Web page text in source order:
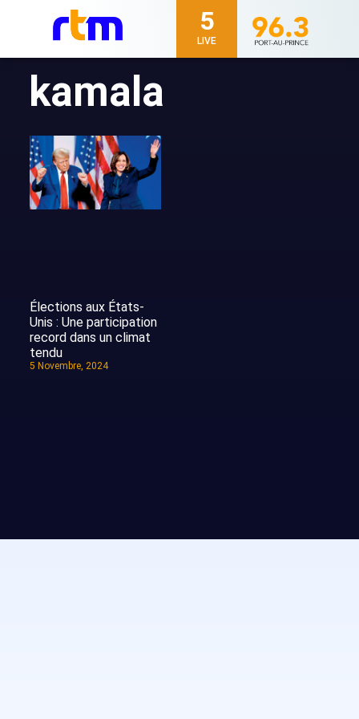
5
LIVE
kamala
Élections aux États-
Unis : Une participation
record dans un climat
tendu
5 Novembre, 2024